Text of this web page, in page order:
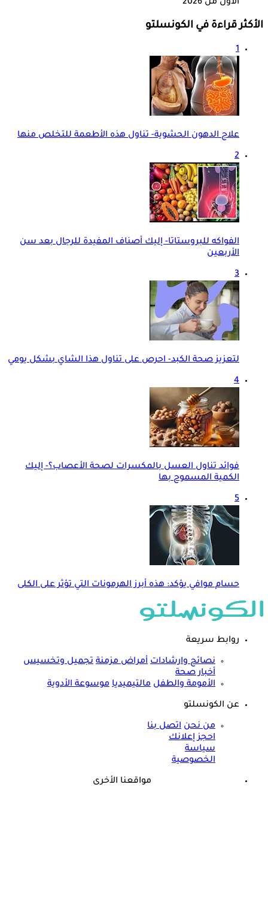
الأول من 2026
الأكثر قراءة في الكونسلتو
1
علاج الدهون الحشوية- تناول هذه الأطعمة للتخلص منها
2
الفواكه للبروستاتا- إليك أصناف المفيدة للرجال بعد سن
الأربعين
3
لتعزيز صحة الكبد- احرص على تناول هذا الشاي بشكل يومي
4
فوائد تناول العسل بالمكسرات لصحة الأعصاب؟- إليك
الكمية المسموح بها
5
حسام موافي يؤكد: هذه أبرز الهرمونات التي تؤثر على الكلى
روابط سريعة
نصائح وارشادات أمراض مزمنة تجميل وتخسيس
أخبار صحة
الأمومة والطفل مالتيميديا موسوعة الأدوية
عن الكونسلتو
من نحن اتصل بنا
احجز إعلانك
سياسة
الخصوصية
مواقعنا الأخرى